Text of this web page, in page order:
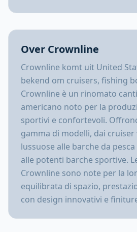
Over Crownline
Crownline komt uit United
bekend om cruisers, fishing
Crownline è un rinomato
americano noto per la
sportivi e confortevoli.
gamma di modelli, dai cruiser
lussuose alle barche da
alle potenti barche sportive.
Crownline sono note per la
equilibrata di spazio,
con design innovativi e